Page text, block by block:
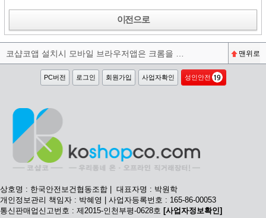
이전으로
맨위로
PC버전 로그인 회원가입 사업자확인 성인안전
상호명 : 한국안전보건협동조합 | 대표자명 : 박원학
개인정보관리 책임자 : 박혜영 | 사업자등록번호 : 165-86-00053
통신판매업신고번호 : 제2015-인천부평-0628호 [사업자정보확인]